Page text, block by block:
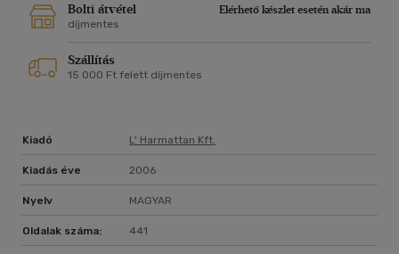
Bolti átvétel
Elérhető készlet esetén akár ma
díjmentes
Szállítás
15 000 Ft felett díjmentes
Kiadó L' Harmattan Kft.
Kiadás éve 2006
Nyelv MAGYAR
Oldalak száma: 441